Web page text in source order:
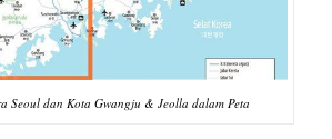
Seoul dan Kota Gwangju & Jeolla dalam Peta